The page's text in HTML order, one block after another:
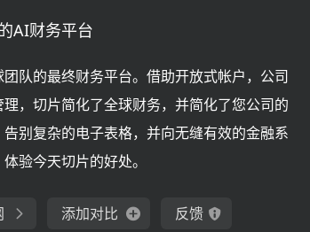
AI财务平台
队的最终财务平台。借助开放式帐户，公司
，切片简化了全球财务，并简化了您公司的
告别复杂的电子表格，并向无缝有效的金融系
验今天切片的好处。
添加对比 反馈